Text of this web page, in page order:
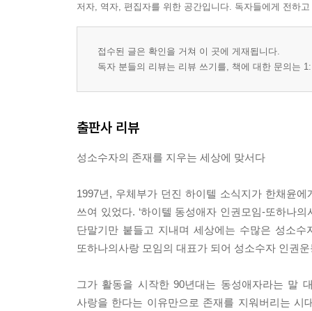
저자, 역자, 편집자를 위한 공간입니다. 독자들에게 전하
접수된 글은 확인을 거쳐 이 곳에 게재됩니다.
독자 분들의 리뷰는 리뷰 쓰기를, 책에 대한 문의는
출판사 리뷰
성소수자의 존재를 지우는 세상에 맞서다
1997년, 우체부가 던진 하이텔 소식지가 한채윤
쓰여 있었다. ‘하이텔 동성애자 인권모임-또하나
단말기만 붙들고 지내며 세상에는 수많은 성소
또하나의사랑 모임의 대표가 되어 성소수자 인권
그가 활동을 시작한 90년대는 동성애자라는 말
사랑을 한다는 이유만으로 존재를 지워버리는 시